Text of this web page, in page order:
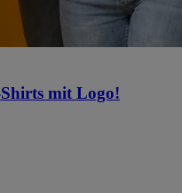
Shirts mit Logo!